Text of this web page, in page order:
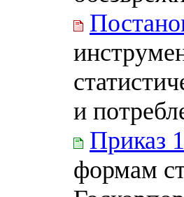
и
Приказ
формам